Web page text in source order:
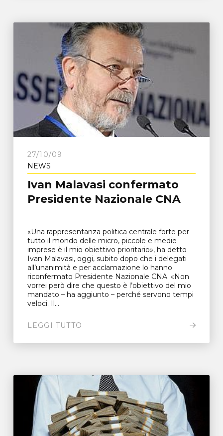
27/10/09
NEWS
Ivan Malavasi confermato
Presidente Nazionale CNA
«Una rappresentanza politica centrale forte per
tutto il mondo delle micro, piccole e medie
imprese è il mio obiettivo prioritario», ha detto
Ivan Malavasi, oggi, subito dopo che i delegati
all’unanimità e per acclamazione lo hanno
riconfermato Presidente Nazionale CNA. «Non
vorrei però dire che questo è l’obiettivo del mio
mandato – ha aggiunto – perché servono tempi
veloci. Il...
LEGGI TUTTO